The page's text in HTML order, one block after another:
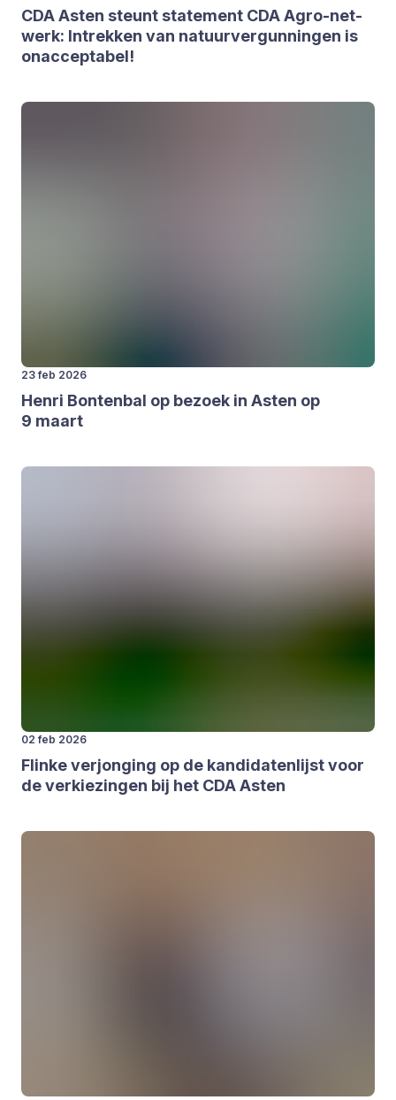
CDAAsten steunt sta­te­ment CDAAgro-net­
werk: Intrek­ken van natuur­ver­gun­nin­gen is
onac­cep­ta­bel!
23 feb 2026
Hen­ri Bon­ten­bal op bezoek in Asten op
9 maart
02 feb 2026
Flin­ke ver­jon­ging op de kan­di­da­ten­lijst voor
de ver­kie­zin­gen bij het CDAAsten